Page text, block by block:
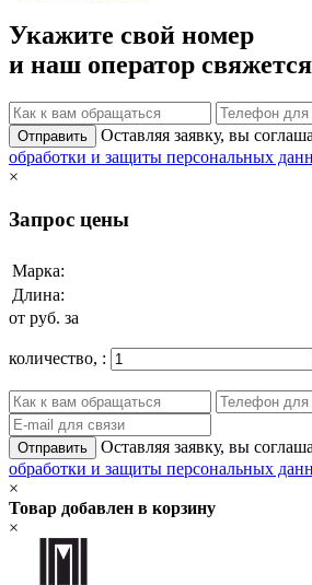
Укажите свой номер
и наш оператор
Отправить Оставляя заявку, вы
обработки и защиты персональных
×
Запрос цены
Марка:
Длина:
от руб. за
количество, :
Отправить Оставляя заявку, вы
обработки и защиты персональных
×
Товар добавлен в корзину
×